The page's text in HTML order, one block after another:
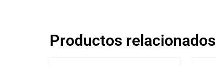
Productos relacionados